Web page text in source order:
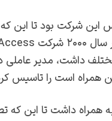
و رئیس این شرکت بود تا
همراه است را تاسیس